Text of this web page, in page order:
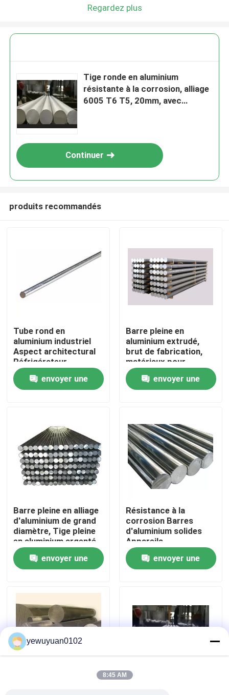
Produits
Vidéos
Au sujet de nous
Visite d'usine
Contrôle de qualité
Contactez-nous
Nouvelles
Regardez plus
Tige ronde en aluminium
résistante à la corrosion, alliage
6005 T6 T5, 20mm, avec
Continuer
produits recommandés
Tube rond en
aluminium industriel
Aspect architectural
Réfrigérateur
envoyer une
Barre pleine en
aluminium extrudé,
brut de fabrication,
matériaux pour
instruments
envoyer une
Barre pleine en alliage
d'aluminium de grand
diamètre, Tige pleine
en aluminium argenté
envoyer une
Résistance à la
corrosion Barres
d'aluminium solides
Appareils
électroménagers
envoyer une
yewuyuan0102
8:45 AM